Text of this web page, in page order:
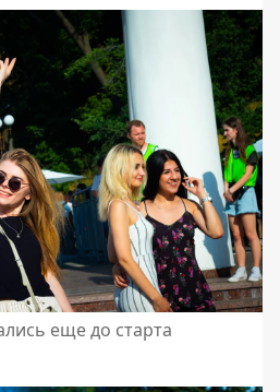
еще до старта